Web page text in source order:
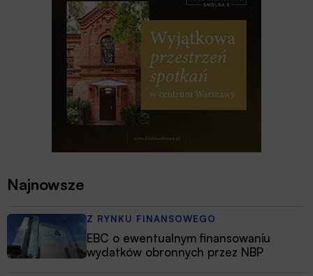
Najnowsze
Z RYNKU FINANSOWEGO
EBC o ewentualnym finansowaniu
wydatków obronnych przez NBP